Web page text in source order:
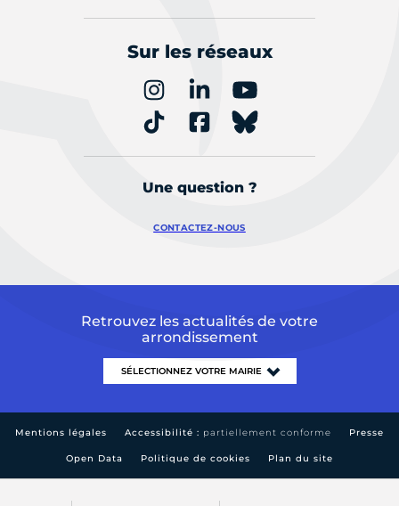
Sur les réseaux
Une question ?
CONTACTEZ-NOUS
Retrouvez les actualités de votre
arrondissement
Mentions légales Accessibilité : partiellement conforme Presse
Open Data Politique de cookies Plan du site